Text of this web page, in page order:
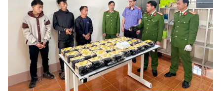
Cơ quan chủ quản: Đài Truyền hình Việt Nam
Cơ quan báo chí:Thời báo VTV
Giấy phép hoạt động báo in và báo điện tử số 483/GP-BTTTT
cấp ngày 29/12/2023
Tổng Biên tập:Vũ Thanh Thủy
Phó Tổng Biên tập:
Nguyễn Thị Mỹ Hạnh, Phạm Quốc Thắng,